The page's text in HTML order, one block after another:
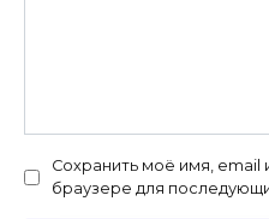
Сохранить моё имя, email
браузере для